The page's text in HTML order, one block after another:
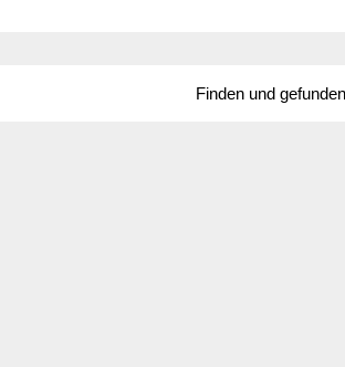
Finden und